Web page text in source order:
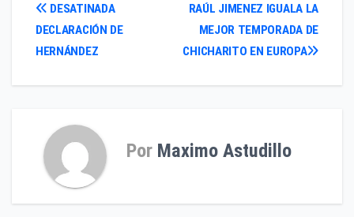
Navegación
de
entradas
RAÚL JIMENEZ IGUALA LA
MEJOR TEMPORADA DE
CHICHARITO EN EUROPA
DESATINADA
DECLARACIÓN DE
HERNÁNDEZ
Por Maximo Astudillo